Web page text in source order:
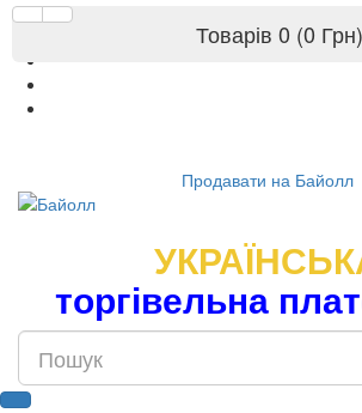
Продавати на Байолл
торгівельна
Товарів 0 (0 Грн)